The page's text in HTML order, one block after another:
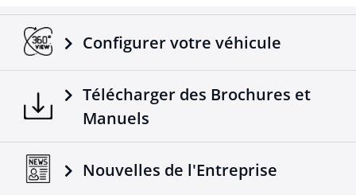
Configurer votre véhicule
Télécharger des Brochures et
Manuels
Nouvelles de l'Entreprise